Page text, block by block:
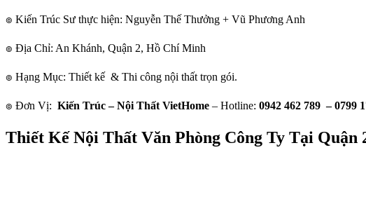
๏ Kiến Trúc Sư thực hiện: Nguyễn Thế Thưởng + Vũ Phương Anh
๏ Địa Chỉ: An Khánh, Quận 2, Hồ Chí Minh
๏ Hạng Mục: Thiết kế & Thi công nội thất trọn gói.
๏ Đơn Vị: Kiến Trúc – Nội Thất VietHome – Hotline: 0942 462 789 – 0799
Thiết Kế Nội Thất Văn Phòng Công Ty Tại Quận